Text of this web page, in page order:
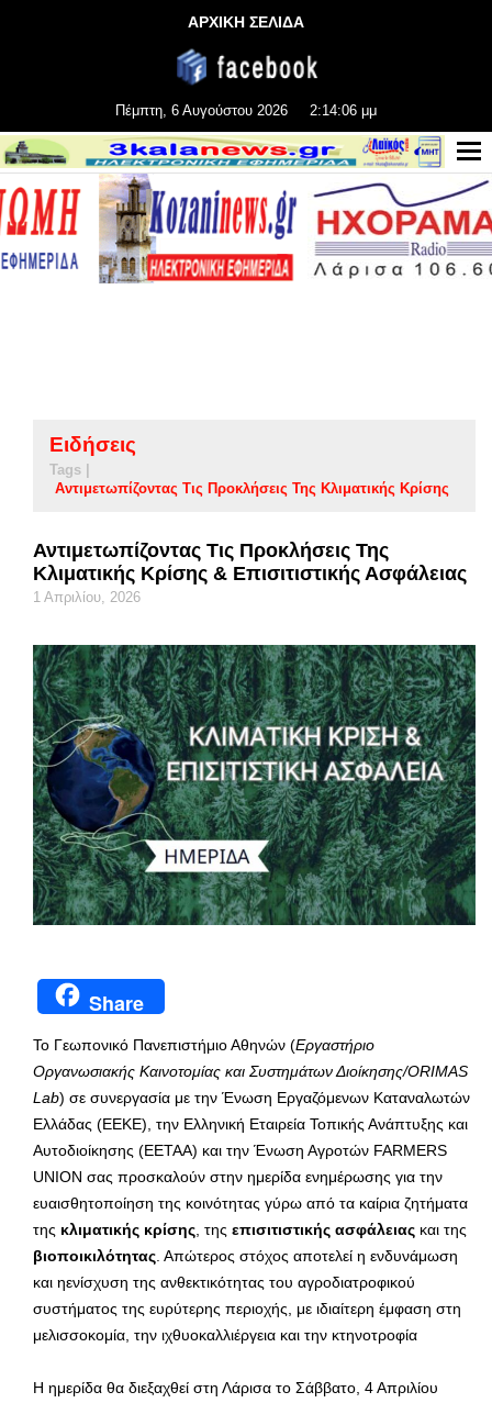
ΑΡΧΙΚΗ ΣΕΛΙΔΑ
Πέμπτη, 6 Αυγούστου 2026 2:14:06 μμ
Ειδήσεις
Tags |
Αντιμετωπίζοντας Τις Προκλήσεις Της Κλιματικής Κρίσης
Αντιμετωπίζοντας Τις Προκλήσεις Της
Κλιματικής Κρίσης & Επισιτιστικής Ασφάλειας
1 Απριλίου, 2026
Share
Το Γεωπονικό Πανεπιστήμιο Αθηνών (Εργαστήριο
Οργανωσιακής Καινοτομίας και Συστημάτων Διοίκησης/ORIMAS
Lab) σε συνεργασία με την Ένωση Εργαζόμενων Καταναλωτών
Ελλάδας (ΕΕΚΕ), την Ελληνική Εταιρεία Τοπικής Ανάπτυξης και
Αυτοδιοίκησης (ΕΕΤΑΑ) και την Ένωση Αγροτών FARMERS
UNION σας προσκαλούν στην ημερίδα ενημέρωσης για την
ευαισθητοποίηση της κοινότητας γύρω από τα καίρια ζητήματα
της κλιματικής κρίσης , της επισιτιστικής ασφάλειας και της
βιοποικιλότητας . Απώτερος στόχος αποτελεί η ενδυνάμωση
και ηενίσχυση της ανθεκτικότητας του αγροδιατροφικού
συστήματος της ευρύτερης περιοχής, με ιδιαίτερη έμφαση στη
μελισσοκομία, την ιχθυοκαλλιέργεια και την κτηνοτροφία
Η ημερίδα θα διεξαχθεί στη Λάρισα το Σάββατο, 4 Απριλίου